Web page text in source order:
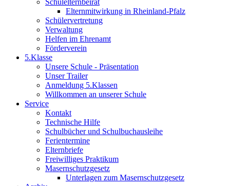
Schulelternbeirat
Elternmitwirkung in Rheinland-Pfalz
Schülervertretung
Verwaltung
Helfen im Ehrenamt
Förderverein
5.Klasse
Unsere Schule - Präsentation
Unser Trailer
Anmeldung 5.Klassen
Willkommen an unserer Schule
Service
Kontakt
Technische Hilfe
Schulbücher und Schulbuchausleihe
Ferientermine
Elternbriefe
Freiwilliges Praktikum
Masernschutzgesetz
Unterlagen zum Masernschutzgesetz